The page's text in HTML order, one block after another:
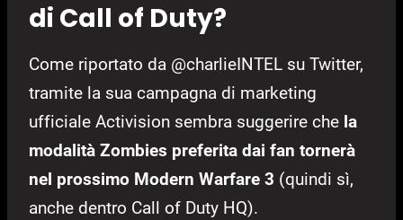
di Call of Duty?
Come riportato da @charlieINTEL su Twitter,
tramite la sua campagna di marketing
ufficiale Activision sembra suggerire che la
modalità Zombies preferita dai fan tornerà
nel prossimo Modern Warfare 3 (quindi sì,
anche dentro Call of Duty HQ).